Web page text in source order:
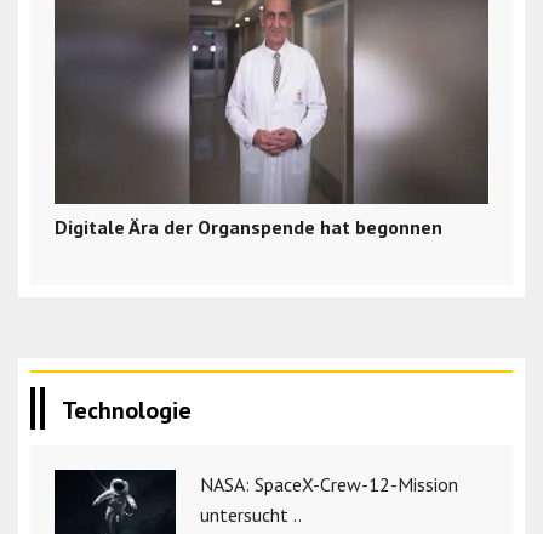
Digitale Ära der Organspende hat begonnen
Technologie
NASA: SpaceX-Crew-12-Mission
untersucht ..